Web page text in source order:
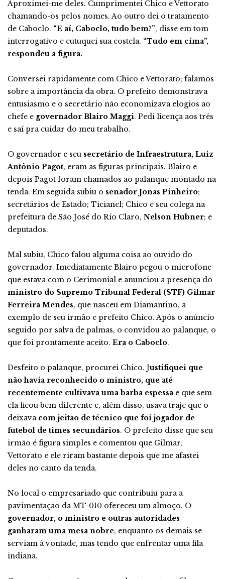
Aproximei-me deles. Cumprimentei Chico e Vettorato
chamando-os pelos nomes. Ao outro dei o tratamento
de Caboclo. “E aí, Caboclo, tudo bem?”, disse em tom
interrogativo e cutuquei sua costela. “Tudo em cima”,
respondeu a figura.
Conversei rapidamente com Chico e Vettorato; falamos
sobre a importância da obra. O prefeito demonstrava
entusiasmo e o secretário não economizava elogios ao
chefe e governador Blairo Maggi. Pedi licença aos três
e saí pra cuidar do meu trabalho.
O governador e seu secretário de Infraestrutura, Luiz
Antônio Pagot, eram as figuras principais. Blairo e
depois Pagot foram chamados ao palanque montado na
tenda. Em seguida subiu o senador Jonas Pinheiro;
secretários de Estado; Ticianel; Chico e seu colega na
prefeitura de São José do Rio Claro, Nelson Hubner; e
deputados.
Mal subiu, Chico falou alguma coisa ao ouvido do
governador. Imediatamente Blairo pegou o microfone
que estava com o Cerimonial e anunciou a presença do
ministro do Supremo Tribunal Federal (STF) Gilmar
Ferreira Mendes, que nasceu em Diamantino, a
exemplo de seu irmão e prefeito Chico. Após o anúncio
seguido por salva de palmas, o convidou ao palanque, o
que foi prontamente aceito. Era o Caboclo.
Desfeito o palanque, procurei Chico. Justifiquei que
não havia reconhecido o ministro, que até
recentemente cultivava uma barba espessa e que sem
ela ficou bem diferente e, além disso, usava traje que o
deixava com jeitão de técnico que foi jogador de
futebol de times secundários. O prefeito disse que seu
irmão é figura simples e comentou que Gilmar,
Vettorato e ele riram bastante depois que me afastei
deles no canto da tenda.
No local o empresariado que contribuiu para a
pavimentação da MT-010 ofereceu um almoço. O
governador, o ministro e outras autoridades
ganharam uma mesa nobre, enquanto os demais se
serviam à vontade, mas tendo que enfrentar uma fila
indiana.